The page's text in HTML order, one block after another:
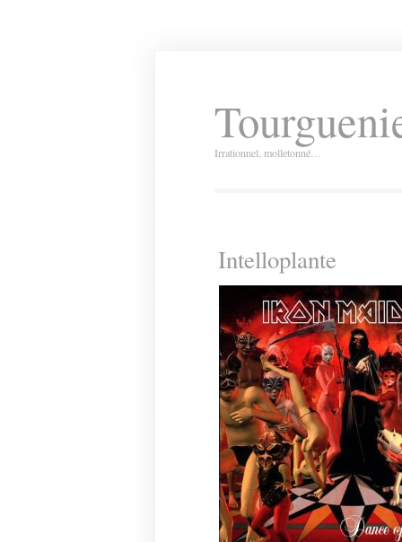
Irrationnel, molletonné…
Intelloplante